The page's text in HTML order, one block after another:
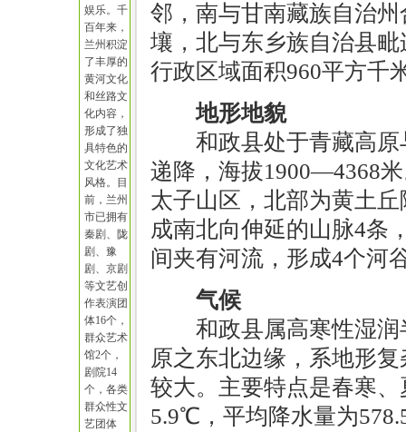
娱乐。千
百年来，
兰州积淀
了丰厚的
黄河文化
和丝路文
化内容，
形成了独
具特色的
文化艺术
风格。目
前，兰州
市已拥有
秦剧、陇
剧、豫
剧、京剧
等文艺创
作表演团
体16个，
群众艺术
馆2个，
剧院14
个，各类
群众性文
艺团体
邻，南与甘南藏族自治
壤，北与东乡族自治县
行政区域面积960平方千
地形地貌
和政县处于青藏高
递降，海拔1900—4368
太子山区，北部为黄土
成南北向伸延的山脉4条
间夹有河流，形成4个河
气候
和政县属高寒性湿
原之东北边缘，系地形
较大。主要特点是春寒
5.9℃，平均降水量为